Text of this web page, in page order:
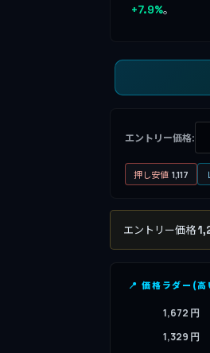
+7.9%。
エントリー価格:
押し安値 1,117
エントリー価格
📍 価格ラダー(
1,672 円
1,329 円